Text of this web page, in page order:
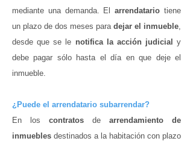
mediante una demanda. Elarrendatariotiene
un plazo de dos meses para dejar el inmueble,
desde que se le notifica la acción judicial y
debe pagar sólo hasta el día en que deje el
inmueble.
¿Puede el arrendatario subarrendar?
En los contratos de arrendamiento de
inmuebles destinados a la habitación con plazo